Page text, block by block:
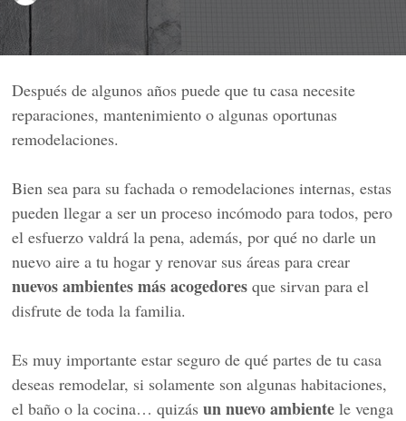
Después de algunos años puede que tu casa necesite
reparaciones, mantenimiento o algunas oportunas
remodelaciones.
Bien sea para su fachada o remodelaciones internas, estas
pueden llegar a ser un proceso incómodo para todos, pero
el esfuerzo valdrá la pena, además, por qué no darle un
nuevo aire a tu hogar y renovar sus áreas para crear
nuevos ambientes más acogedores que sirvan para el
disfrute de toda la familia.
Es muy importante estar seguro de qué partes de tu casa
deseas remodelar, si solamente son algunas habitaciones,
el baño o la cocina… quizásun nuevo ambiente le venga